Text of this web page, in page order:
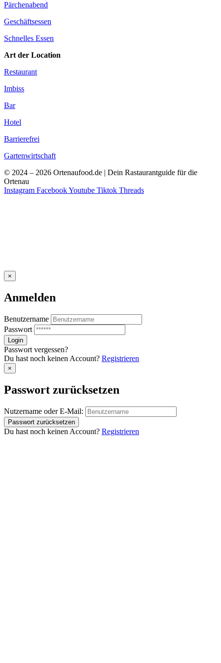
Pärchenabend
Geschäftsessen
Schnelles Essen
Art der Location
Restaurant
Imbiss
Bar
Hotel
Barrierefrei
Gartenwirtschaft
© 2024 – 2026 Ortenaufood.de | Dein Rastaurantguide für die
Ortenau
Instagram FacebookYoutube Tiktok Threads
×
Anmelden
Benutzername
Passwort
Passwort vergessen?
Du hast noch keinen Account? Registrieren
×
Passwort zurücksetzen
Nutzername oder E-Mail:
Du hast noch keinen Account? Registrieren